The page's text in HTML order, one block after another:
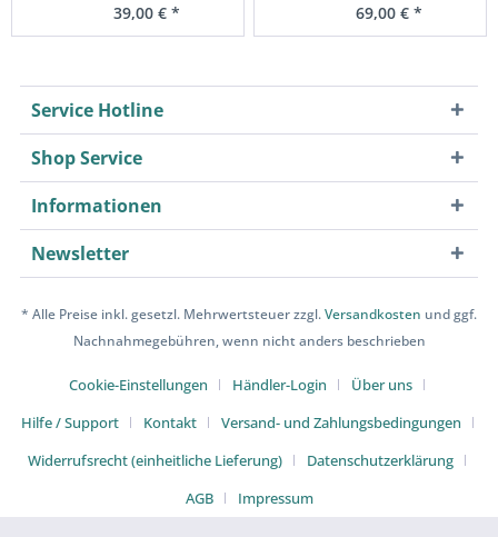
39,00 € * 69,00 € *
Service Hotline
Shop Service
Informationen
Newsletter
* Alle Preise inkl. gesetzl. Mehrwertsteuer zzgl.Versandkosten und ggf.
Nachnahmegebühren, wenn nicht anders beschrieben
Cookie-Einstellungen Händler-Login
Über uns
Hilfe / Support
Kontakt
Versand- und Zahlungsbedingungen
Widerrufsrecht (einheitliche Lieferung)
Datenschutzerklärung
AGB
Impressum